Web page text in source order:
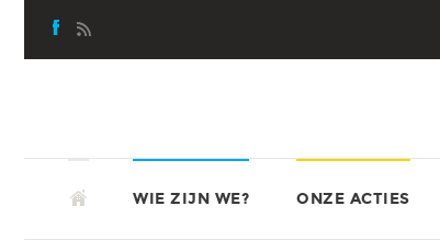
content
ATD-VIERDEWERELD
TO
CONTENT WIE ZIJN WE? ONZE ACTIES